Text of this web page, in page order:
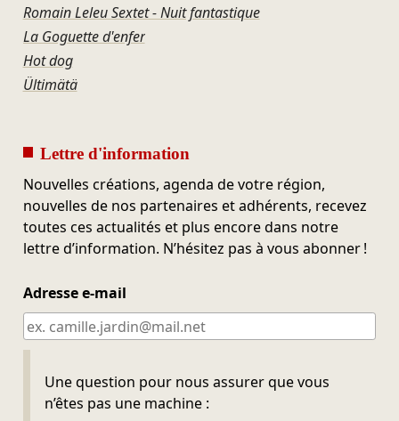
Romain Leleu Sextet - Nuit fantastique
La Goguette d'enfer
Hot dog
Ültimätä
Lettre d'information
Nouvelles créations, agenda de votre région,
nouvelles de nos partenaires et adhérents, recevez
toutes ces actualités et plus encore dans notre
lettre d’information. N’hésitez pas à vous abonner !
Adresse e-mail
Une question pour nous assurer que vous
n’êtes pas une machine :
Ne pas remplir